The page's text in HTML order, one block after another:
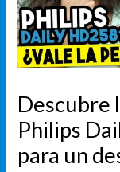
Descubre
Philips
para un